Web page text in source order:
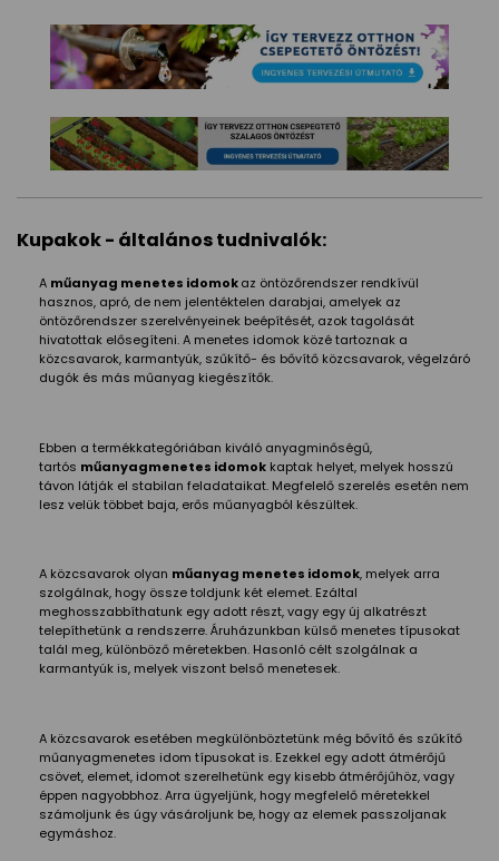
Kupakok - általános tudnivalók:
A műanyag menetes idomokaz öntözőrendszer rendkívül
hasznos, apró, de nem jelentéktelen darabjai, amelyek az
öntözőrendszer szerelvényeinek beépítését, azok tagolását
hivatottak elősegíteni. A menetes idomok közé tartoznak a
közcsavarok, karmantyúk, szűkítő- és bővítő közcsavarok, végelzáró
dugók és más műanyag kiegészítők.
Ebben a termékkategóriában kiváló anyagminőségű,
tartós műanyagmenetes idomok kaptak helyet, melyek hosszú
távon látják el stabilan feladataikat. Megfelelő szerelés esetén nem
lesz velük többet baja, erős műanyagból készültek.
A közcsavarok olyan műanyag menetes idomok, melyek arra
szolgálnak, hogy össze toldjunk két elemet. Ezáltal
meghosszabbíthatunk egy adott részt, vagy egy új alkatrészt
telepíthetünk a rendszerre. Áruházunkban külső menetes típusokat
talál meg, különböző méretekben. Hasonló célt szolgálnak a
karmantyúk is, melyek viszont belső menetesek.
A közcsavarok esetében megkülönböztetünk még bővítő és szűkítő
műanyagmenetes idom típusokat is. Ezekkel egy adott átmérőjű
csövet, elemet, idomot szerelhetünk egy kisebb átmérőjűhöz, vagy
éppen nagyobbhoz. Arra ügyeljünk, hogy megfelelő méretekkel
számoljunk és úgy vásároljunk be, hogy az elemek passzoljanak
egymáshoz.